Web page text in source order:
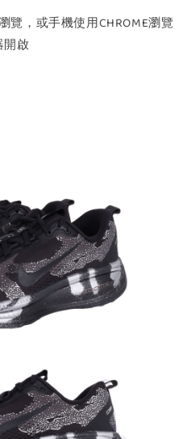
覽，或手機使用CHROME瀏覽
開啟